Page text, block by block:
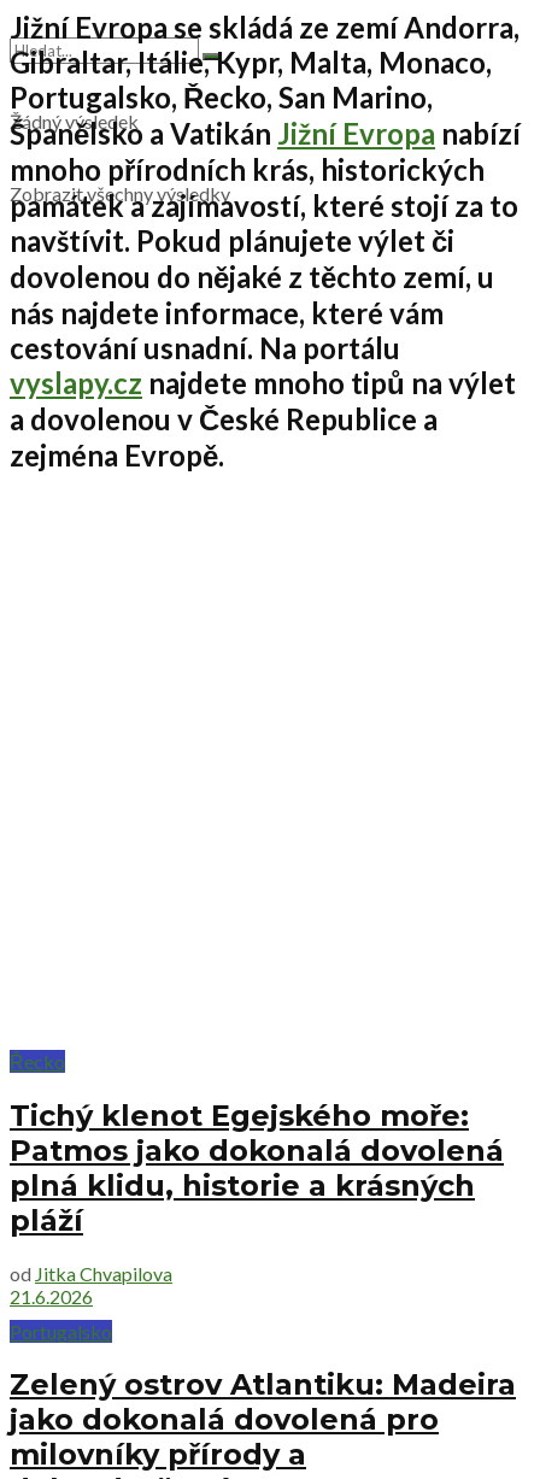
Žádný výsledek
Zobrazit všechny výsledky
Jižní Evropa se skládá ze zemíAndorra,
Gibraltar, Itálie, Kypr, Malta, Monaco,
Portugalsko, Řecko, San Marino,
Španělsko a Vatikán Jižní Evropa nabízí
mnoho přírodních krás, historických
památek a zajímavostí, které stojí za to
navštívit. Pokud plánujete výlet či
dovolenou do nějaké z těchto zemí, u
nás najdete informace, které vám
cestováníusnadní. Na portálu
vyslapy.cz najdete mnoho tipů na výlet
a dovolenou v České Republice a
zejména Evropě.
Řecko
Tichý klenot Egejského moře:
Patmos jako dokonalá dovolená
plná klidu, historie a krásných
pláží
od Jitka Chvapilova
21.6.2026
Portugalsko
Zelený ostrov Atlantiku: Madeira
jako dokonalá dovolená pro
milovníky přírody a